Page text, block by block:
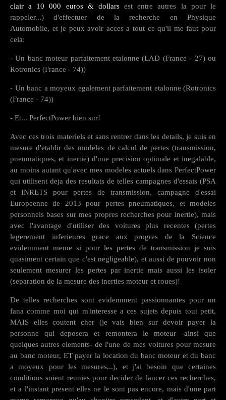
clair a 10 000 euros & dollars est entre autres la pour le
rappeler...) d'effectuer de la recherche en Physique
Automobile, et je peux avoir acces a tout ce qu'il me faut pour
cela:
- Un banc moteur parfaitement etalonne (LAD (France - 27) ou
Rotronics (France - 74))
- Un banc a moyeux egalement parfaitement etalonne (Rotronics
(France - 74))
- Et... PerfectPower bien sur!
Avec ces trois materiels et sans rentrer dans les details, je suis en
mesure d'etablir des modeles de calcul de pertes (transmission,
pneumatiques, et inertie) d'une precision optimale et inegalable,
au moins autant qu'avec mes modeles actuels dans PerfectPower
qui utilisent deja des resultats de telles campagnes d'essais (PSA
et INRETS pour pertes de transmission, campagne d'essai
Europeenne de 2013 pour pertes pneumatiques, et modeles
personnels bases sur mes propres recherches pour inertie), mais
avec l'avantage d'utiliser des voitures plus recentes (pertes
legerement inferieures grace aux progres de la Science
evidemment meme si pour les pertes de transmission je suis
quasiment certain que c'est negligeable), et aussi de pouvoir non
seulement mesurer les pertes par inertie mais aussi les isoler
(separation de la mesure des inerties moteur et roues)!
De telles recherches sont evidemment passionnantes pour un
fana comme moi qui m'interesse a ces sujets depuis tout petit,
MAIS elles coutent cher (je vais bien sur devoir payer la
personne qui deposera et remontera le moteur -ainsi que
quelques autres elements- de l'une de mes voitures pour mesure
au banc moteur, ET payer la location du banc moteur et du banc
a moyeux pour les mesures...), et j'ai besoin que certaines
conditions soient reunies pour decider de lancer ces recherches,
et a l'instant present elles ne le sont pas encore, mais d'une part